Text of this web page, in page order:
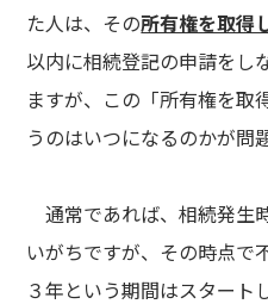
た人は、その所有権を取得
以内に相続登記の申請をし
ますが、この「所有権を取
うのはいつになるのかが問
通常であれば、相続発生
いがちですが、その時点で
３年という期間はスタート